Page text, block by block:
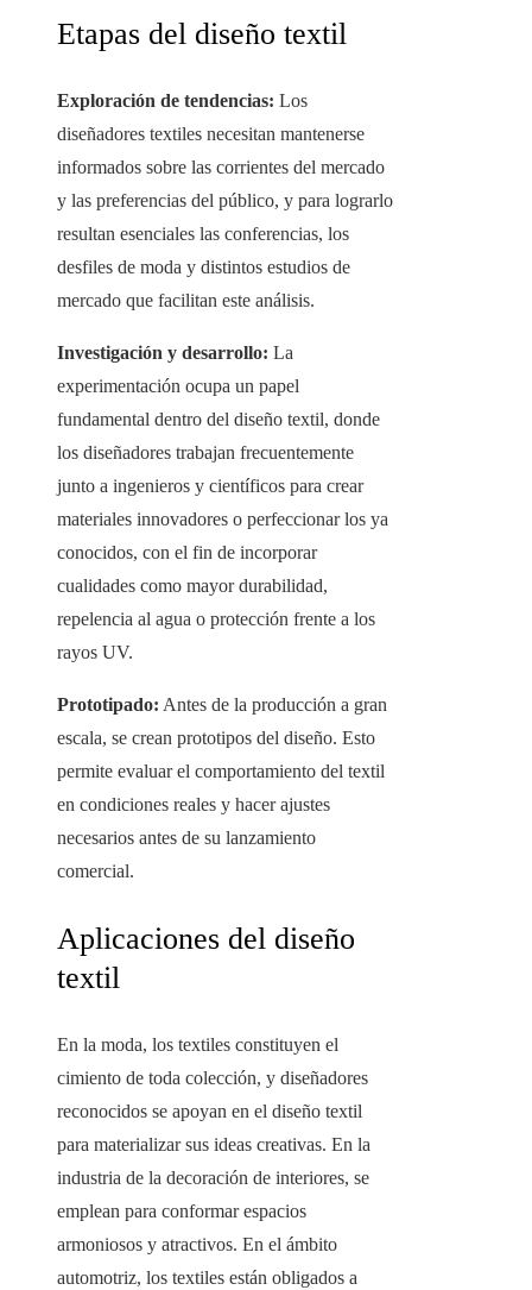
Etapas del diseño textil
Exploración de tendencias: Los
diseñadores textiles necesitan mantenerse
informados sobre las corrientes del mercado
y las preferencias del público, y para lograrlo
resultan esenciales las conferencias, los
desfiles de moda y distintos estudios de
mercado que facilitan este análisis.
Investigación y desarrollo: La
experimentación ocupa un papel
fundamental dentro del diseño textil, donde
los diseñadores trabajan frecuentemente
junto a ingenieros y científicos para crear
materiales innovadores o perfeccionar los ya
conocidos, con el fin de incorporar
cualidades como mayor durabilidad,
repelencia al agua o protección frente a los
rayos UV.
Prototipado: Antes de la producción a gran
escala, se crean prototipos del diseño. Esto
permite evaluar el comportamiento del textil
en condiciones reales y hacer ajustes
necesarios antes de su lanzamiento
comercial.
Aplicaciones del diseño
textil
En la moda, los textiles constituyen el
cimiento de toda colección, y diseñadores
reconocidos se apoyan en el diseño textil
para materializar sus ideas creativas. En la
industria de la decoración de interiores, se
emplean para conformar espacios
armoniosos y atractivos. En el ámbito
automotriz, los textiles están obligados a